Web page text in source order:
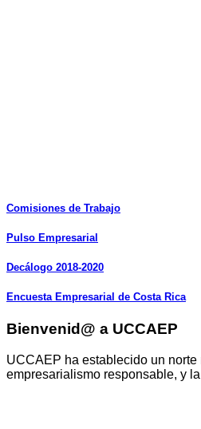
Comisiones de Trabajo
Pulso Empresarial
Decálogo 2018-2020
Encuesta Empresarial de Costa Rica
Bienvenid@ a UCCAEP
UCCAEP ha establecido un
empresarialismo responsable, y